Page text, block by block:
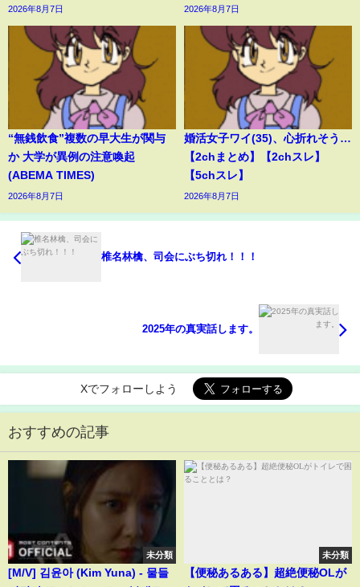
2026年8月7日 2026年8月7日
“無銭飲食”複数の早大生が関与
か 大学が異例の注意喚起
(ABEMA TIMES)
2026年8月7日
婚活女子ワイ(35)、心折れそう…
【2chまとめ】【2chスレ】
【5chスレ】
2026年8月7日
椎名林檎、司会にぶち切れ！！！
2025年の真実話します。
Xでフォローしよう
おすすめの記事
未分類
[M/V] 김윤아 (Kim Yuna) - 물들
未分類
【便秘あるある】超絶便秘OLが